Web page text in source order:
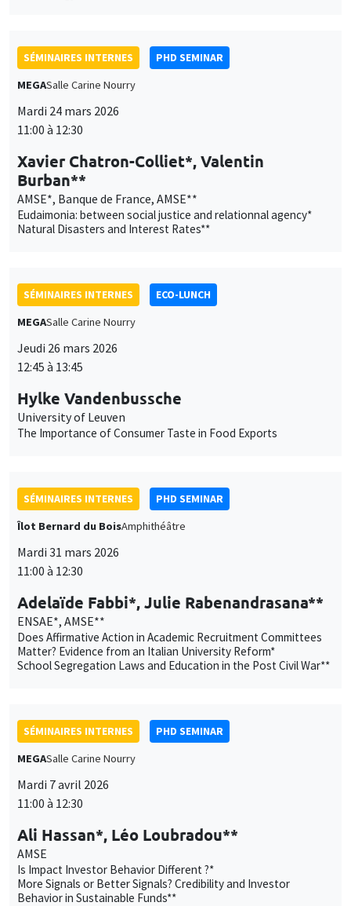
SÉMINAIRES INTERNES
PHD SEMINAR
MEGASalle Carine Nourry
Mardi 24 mars 2026
11:00 à 12:30
Xavier Chatron-Colliet*, Valentin
Burban**
AMSE*, Banque de France, AMSE**
Eudaimonia: between social justice and relationnal agency*
Natural Disasters and Interest Rates**
SÉMINAIRES INTERNES
ECO-LUNCH
MEGASalle Carine Nourry
Jeudi 26 mars 2026
12:45 à 13:45
Hylke Vandenbussche
University of Leuven
The Importance of Consumer Taste in Food Exports
SÉMINAIRES INTERNES
PHD SEMINAR
Îlot Bernard du BoisAmphithéâtre
Mardi 31 mars 2026
11:00 à 12:30
Adelaïde Fabbi*, Julie Rabenandrasana**
ENSAE*, AMSE**
Does Affirmative Action in Academic Recruitment Committees
Matter? Evidence from an Italian University Reform*
School Segregation Laws and Education in the Post Civil War**
SÉMINAIRES INTERNES
PHD SEMINAR
MEGASalle Carine Nourry
Mardi 7 avril 2026
11:00 à 12:30
Ali Hassan*, Léo Loubradou**
AMSE
Is Impact Investor Behavior Different ?*
More Signals or Better Signals? Credibility and Investor
Behavior in Sustainable Funds**
Utilisation
des
données
personnelles
des
cookies
Ce site utilise des cookies et des services tiers pour garantir son bon
fonctionnement, analyser la fréquentation du site et proposer des
personnaliser l’utilisation de ces services. Votre choix pourra être
modifié à tout moment depuis le lien « Gestion des cookies »
accessible en bas de page. Pour en savoir plus, consultez notre